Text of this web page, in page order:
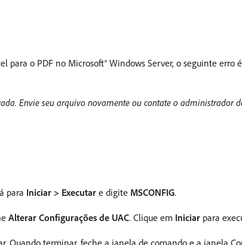
para o PDF no Microsoft® Windows Server, o seguinte erro
Envie seu arquivo novamente ou contate o administrador
para Iniciar > Executar e digite MSCONFIG.
Alterar Configurações de UAC. Clique em Iniciar para
Quando terminar, feche a janela de comando e a janela